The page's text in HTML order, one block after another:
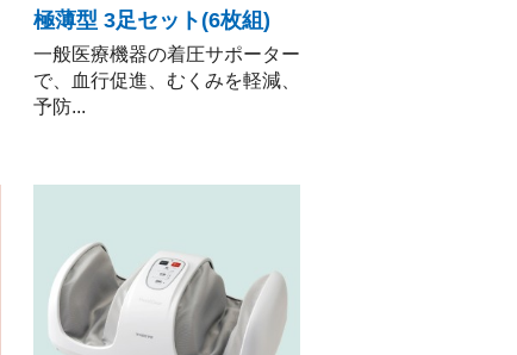
極薄型 3足セット(6枚組)
一般医療機器の着圧サポーター
で、血行促進、むくみを軽減、
予防...